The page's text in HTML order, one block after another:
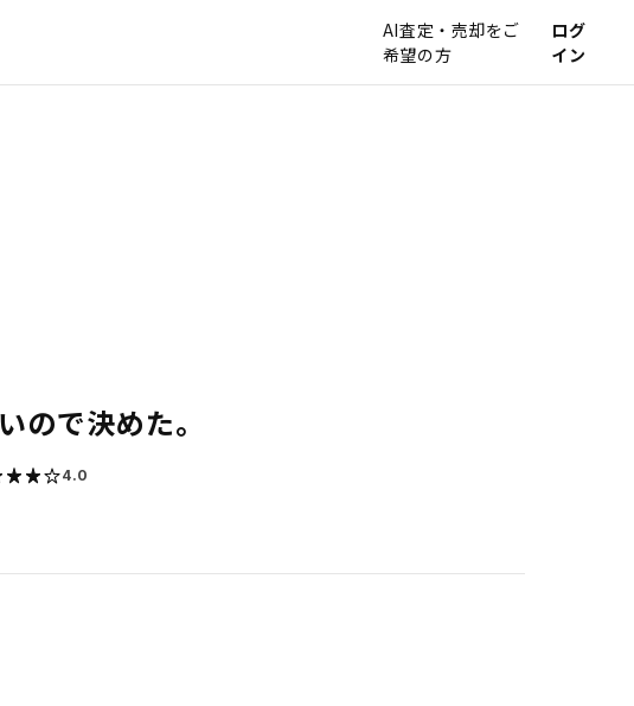
AI査定・売却をご
希望の方
ログ
イン
ので決めた。
4.0